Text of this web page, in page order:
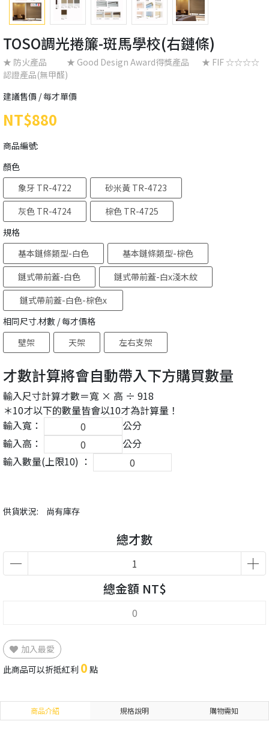
TOSO調光捲簾-斑馬學校(右鏈條)
★ 防火產品 ★ Good Design Award得獎產品 ★ FIF ☆☆☆☆
認證產品(無甲醛)
建議售價 / 每才單價
NT$880
商品編號:
供貨狀況: 尚有庫存
顏色
象牙 TR-4722
砂米黃 TR-4723
灰色 TR-4724
棕色 TR-4725
規格
基本鏈條類型-白色
基本鏈條類型-棕色
鏈式帶前蓋-白色
鏈式帶前蓋-白x淺木紋
鏈式帶前蓋-白色-棕色x
深木紋
相同尺寸.材數 / 每才價格
壁架
天架 左右支架
才數計算將會自動帶入下方購買數量
輸入尺寸計算才數＝寬 × 高 ÷ 918
＊10才以下的數量皆會以10才為計算量！
輸入寬：
公分
輸入高：
公分
輸入數量(上限10) ：
總才數
總金額 NT$
加入最愛
此商品可以折抵紅利 0 點
商品介紹 規格說明 購物需知